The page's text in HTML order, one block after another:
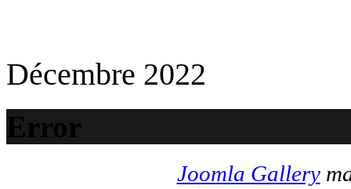
Décembre 2022
Error
Joomla Gallery